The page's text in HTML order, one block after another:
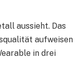
aussieht. Das
aufweisen
in drei